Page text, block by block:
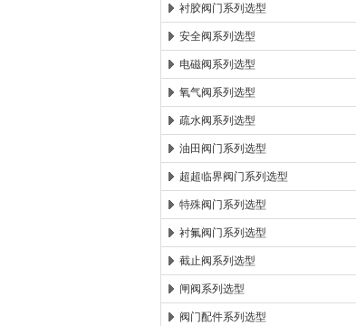
衬胶阀门系列选型
安全阀系列选型
电磁阀系列选型
氧气阀系列选型
疏水阀系列选型
油田阀门系列选型
超超临界阀门系列选型
特殊阀门系列选型
衬氟阀门系列选型
截止阀系列选型
闸阀系列选型
阀门配件系列选型